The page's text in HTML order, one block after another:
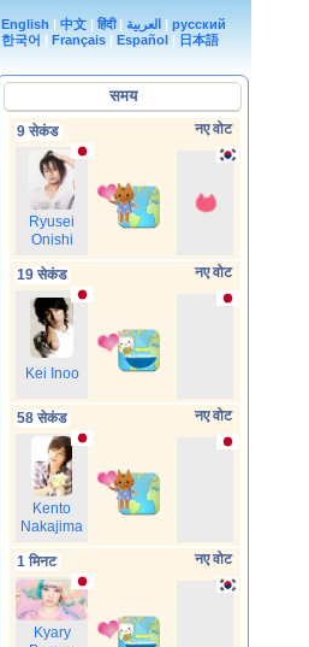
English | 中文 |हिंदी| العربية | русский
한국어 | Français | Español | 日本語
समय
9 सेकंड नए वोट
Ryusei
Onishi
19 सेकंड नए वोट
Kei Inoo
58 सेकंड नए वोट
Kento
Nakajima
1 मिनट नए वोट
Kyary